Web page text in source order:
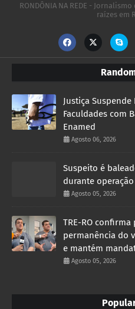
RONDÔNIA NA REDE -
raízes em
Justiça Suspende
Faculdades com
Enamed
Agosto 06, 2026
Suspeito é
durante
Agosto 05, 2026
TRE-RO
permanência do
e mantém
Agosto 05, 2026